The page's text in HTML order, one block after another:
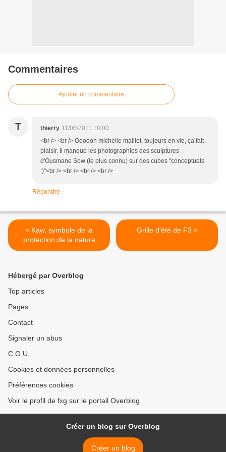
Commentaires
Ajouter un commentaire
T thierry 11/06/2011 10:00
<br /> <br /> Oooooh michelle maillet, toujours en vie, ça fait
plaisir. Il manque les photographies des sculptures
d'Ousmane Sow (le plus connu) sur des cubes "conceptuels
:)"<br /> <br /> <br /> <br />
Répondre
< Kaw, symbole de la
protection de la nature
Grille d'été de F3 >
Hébergé par Overblog
Top articles
Pages
Contact
Signaler un abus
C.G.U.
Cookies et données personnelles
Préférences cookies
Voir le profil de fxg sur le portail Overblog
Créer un blog sur Overblog
Créer un blog